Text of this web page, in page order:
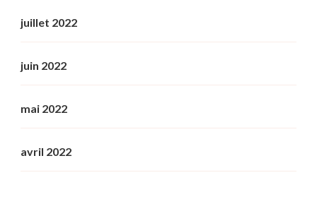
juillet 2022
juin 2022
mai 2022
avril 2022